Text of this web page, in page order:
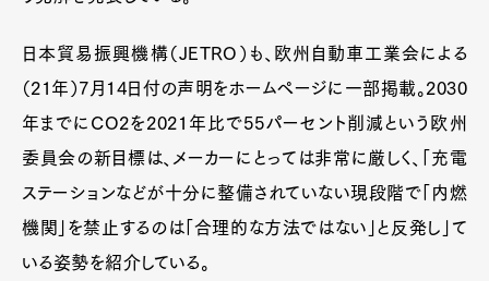
日本貿易振興機構（JETRO）も、欧州自動車工業会による
（21年）7月14日付の声明をホームページに一部掲載。2030
年までにCO2を2021年比で55パーセント削減という欧州
委員会の新目標は、メーカーにとっては非常に厳しく、「充電
ステーションなどが十分に整備されていない現段階で「内燃
機関」を禁止するのは「合理的な方法ではない」と反発し」て
いる姿勢を紹介している。